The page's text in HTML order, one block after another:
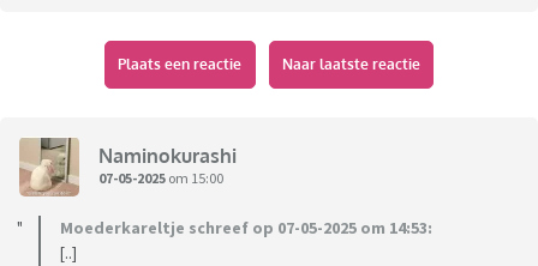
Plaats een reactie Naar laatste reactie
Naminokurashi
07-05-2025 om 15:00
Moederkareltje schreef op 07-05-2025 om 14:53:
[..]